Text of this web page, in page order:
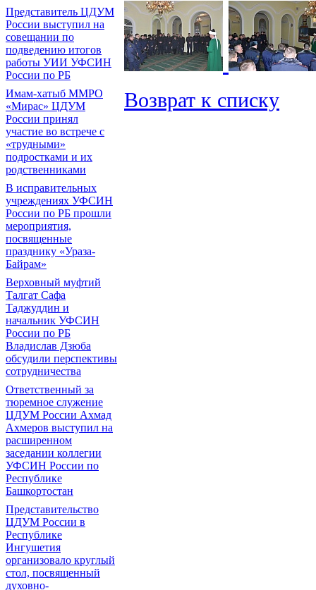
Представитель ЦДУМ
России выступил на
совещании по
подведению итогов
работы УИИ УФСИН
России по РБ
Имам-хатыб ММРО
«Мирас» ЦДУМ
России принял
участие во встрече с
«трудными»
подростками и их
родственниками
В исправительных
учреждениях УФСИН
России по РБ прошли
мероприятия,
посвященные
празднику «Ураза-
Байрам»
Верховный муфтий
Талгат Сафа
Таджуддин и
начальник УФСИН
России по РБ
Владислав Дзюба
обсудили перспективы
сотрудничества
Ответственный за
тюремное служение
ЦДУМ России Ахмад
Ахмеров выступил на
расширенном
заседании коллегии
УФСИН России по
Республике
Башкортостан
Представительство
ЦДУМ России в
Республике
Ингушетия
организовало круглый
стол, посвященный
духовно-
Возврат к списку